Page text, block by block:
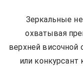
Зеркальные
охватывая
верхней височной
или